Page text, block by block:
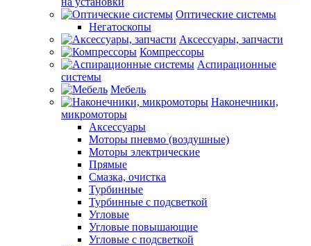
Оптические системы
Негатоскопы
Аксессуары, запчасти
Компрессоры
Аспирационные
системы
Мебель
Наконечники,
микромоторы
Аксессуары
Моторы пневмо (воздушные)
Моторы электрические
Прямые
Смазка, очистка
Турбинные
Турбинные с подсветкой
Угловые
Угловые повышающие
Угловые с подсветкой